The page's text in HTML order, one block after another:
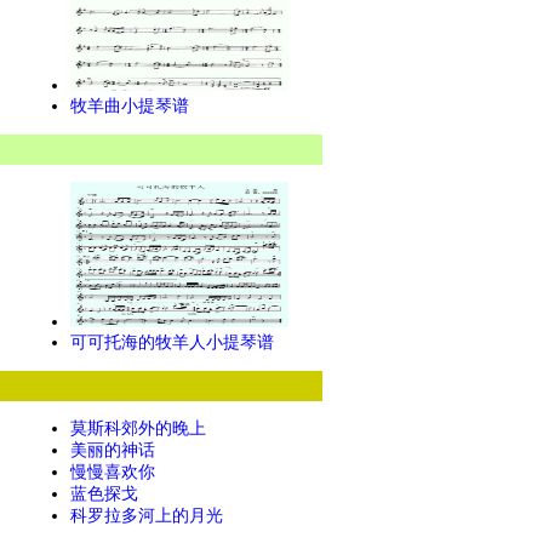
牧羊曲小提琴谱
可可托海的牧羊人小提琴谱
莫斯科郊外的晚上
美丽的神话
慢慢喜欢你
蓝色探戈
科罗拉多河上的月光